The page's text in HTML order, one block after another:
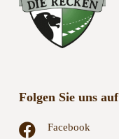
Folgen Sie uns auf
Facebook